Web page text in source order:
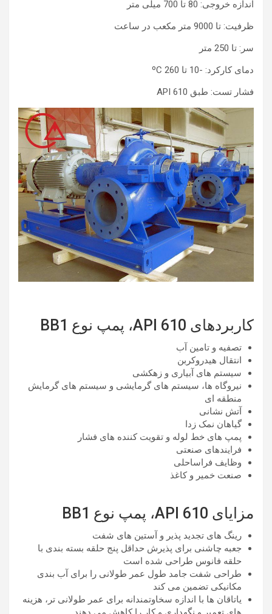
اندازه خروجی: 80 تا 700 میلی متر
ظرفیت: تا 9000 متر مکعب در ساعت
سر: تا 250 متر
دمای کارکرد: -10 تا 260 ºC
فشار تست: طبق API 610
کاربردهای API 610، پمپ نوع BB1
تصفیه و تامین آب
انتقال هیدروکربن
سیستم های آبیاری و زهکشی
نیروگاه ها، سیستم های گرمایشی و سیستم های گرمایش
منطقه ای
آتش نشانی
گیاهان نمک زدا
پمپ های خط لوله و تقویت کننده های فشار
فرایندهای صنعتی
وظایف فراساحلی
صنعت خمیر و کاغذ
مزایای API 610، پمپ نوع BB1
رینگ های تجدید پذیر و آستین های شفت
جعبه چاشنی برای پذیرش حداقل پنج حلقه بسته بندی با
حلقه فانوس طراحی شده است
طراحی شفت جامد طول عمر طولانی را برای آب بندی
مکانیکی تضمین می کند
یاتاقان ها با اندازه سخاوتمندانه برای عمر طولانی تر، هزینه